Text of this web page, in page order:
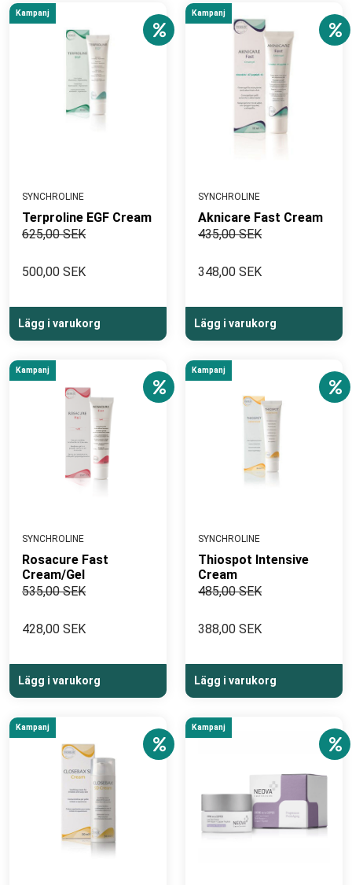
Kampanj
SYNCHROLINE
Terproline EGF Cream
625,00 SEK
500,00 SEK
Lägg i varukorg
Kampanj
SYNCHROLINE
Aknicare Fast Cream
435,00 SEK
348,00 SEK
Lägg i varukorg
Kampanj
SYNCHROLINE
Rosacure Fast
Cream/Gel
535,00 SEK
428,00 SEK
Lägg i varukorg
Kampanj
SYNCHROLINE
Thiospot Intensive
Cream
485,00 SEK
388,00 SEK
Lägg i varukorg
Kampanj Kampanj